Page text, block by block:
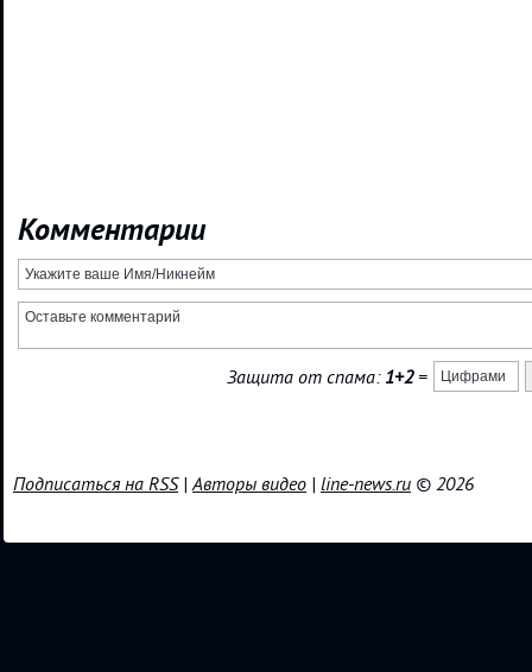
Комментарии
Защита от спама: 1+2=
Подписаться на RSS|Авторы видео | line-news.ru © 2026